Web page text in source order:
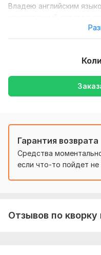
Владею английским
текстовом формате. Так
Ожидаю от вас текст,
перевод с русского на
русский
Язык перевода:
с Русского на
с Английского на
Объем услуги в кворке:
Гарантия возврата
Средства
если что-то пойдет не
Отзывов по кворку